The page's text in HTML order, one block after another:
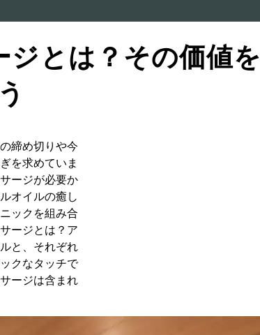
とは？その価値を
締め切りや今
を求めていま
ージが必要か
オイルの癒し
ックを組み合
ージとは？ア
と、それぞれ
クなタッチで
ージは含まれ